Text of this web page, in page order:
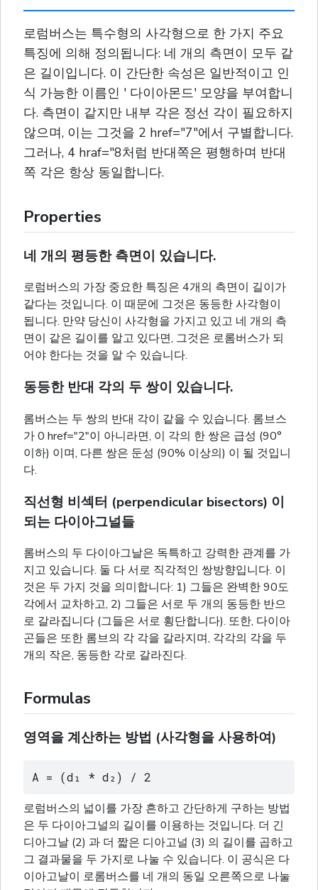
로럼버스는 특수형의 사각형으로 한 가지 주요
특징에 의해 정의됩니다: 네 개의 측면이 모두 같
은 길이입니다. 이 간단한 속성은 일반적이고 인
식 가능한 이름인 ' 다이아몬드' 모양을 부여합니
다. 측면이 같지만 내부 각은 정선 각이 필요하지
않으며, 이는 그것을 2 href="7"에서 구별합니다.
그러나, 4 hraf="8처럼 반대쪽은 평행하며 반대
쪽 각은 항상 동일합니다.
Properties
네 개의 평등한 측면이 있습니다.
로럼버스의 가장 중요한 특징은 4개의 측면이 길이가
같다는 것입니다. 이 때문에 그것은 동등한 사각형이
됩니다. 만약 당신이 사각형을 가지고 있고 네 개의 측
면이 같은 길이를 알고 있다면, 그것은 로롬버스가 되
어야 한다는 것을 알 수 있습니다.
동등한 반대 각의 두 쌍이 있습니다.
롬버스는 두 쌍의 반대 각이 같을 수 있습니다. 롬브스
가 0 href="2"이 아니라면, 이 각의 한 쌍은 급성 (90°
이하) 이며, 다른 쌍은 둔성 (90% 이상의) 이 될 것입니
다.
직선형 비섹터 (perpendicular bisectors) 이
되는 다이아그널들
롬버스의 두 다이아그날은 독특하고 강력한 관계를 가
지고 있습니다. 둘 다 서로 직각적인 쌍방향입니다. 이
것은 두 가지 것을 의미합니다: 1) 그들은 완벽한 90도
각에서 교차하고, 2) 그들은 서로 두 개의 동등한 반으
로 갈라집니다 (그들은 서로 횡단합니다). 또한, 다이아
곤들은 또한 롬브의 각 각을 갈라지며, 각각의 각을 두
개의 작은, 동등한 각로 갈라진다.
Formulas
영역을 계산하는 방법 (사각형을 사용하여)
A = (d₁ * d₂) / 2
로럼버스의 넓이를 가장 흔하고 간단하게 구하는 방법
은 두 다이아그널의 길이를 이용하는 것입니다. 더 긴
디아그날 (2) 과 더 짧은 디아고널 (3) 의 길이를 곱하고
그 결과물을 두 가지로 나눌 수 있습니다. 이 공식은 다
이아고날이 로롬버스를 네 개의 동일 오른쪽으로 나눌